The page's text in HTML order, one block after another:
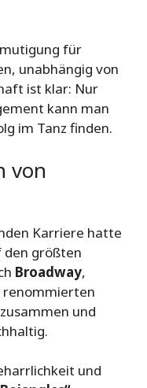
für
unabhängig von
ist klar: Nur
kann man
im Tanz finden.
von
Karriere hatte
den größten
Broadway,
und
und